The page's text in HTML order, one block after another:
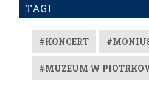
TAGI
#KONCERT
#MUZEUM W